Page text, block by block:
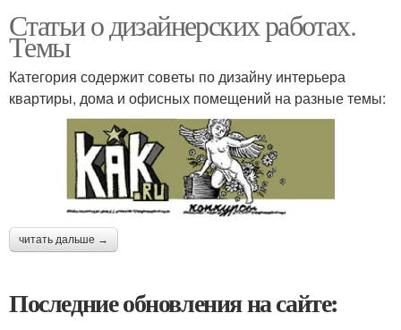
Статьи о дизайнерских работах.
Темы
Категория содержит советы по дизайну интерьера
квартиры, дома и офисных помещений на разные темы:
читать дальше →
Последние обновления на сайте: